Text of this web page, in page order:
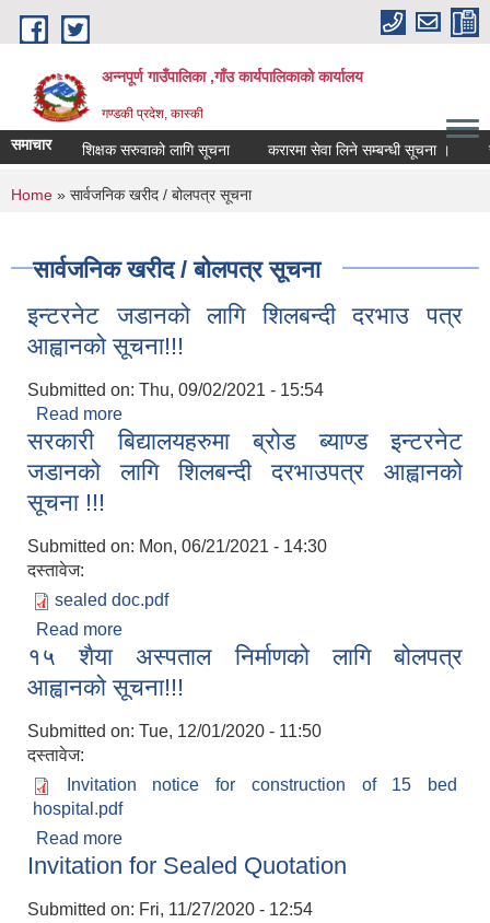
Skip to main content
अन्नपूर्ण गाउँपालिका ,गाँउ कार्यपालिकाको कार्यालय
गण्डकी प्रदेश, कास्की
समाचार शिक्षक सरुवाको लागि सूचना करारमा सेवा लिने सम्बन्धी सूचना ।
You are here
Home » सार्वजनिक खरीद / बोलपत्र सूचना
सार्वजनिक खरीद / बोलपत्र सूचना
इन्टरनेट जडानको लागि शिलबन्दी दरभाउ पत्र
आह्वानको सूचना!!!
Submitted on: Thu, 09/02/2021 - 15:54
Read more
आह्वानको सूचना!!!
सरकारी बिद्यालयहरुमा ब्रोड ब्याण्ड इन्टरनेट
जडानको लागि शिलबन्दी दरभाउपत्र आह्वानको
सूचना !!!
Submitted on: Mon, 06/21/2021 - 14:30
दस्तावेज:
sealed doc.pdf
Read more
जडानको लागि शिलबन्दी दरभाउपत्र आह्वानको सूचना !!!
१५ शैया अस्पताल निर्माणको लागि बोलपत्र
आह्वानको सूचना!!!
Submitted on: Tue, 12/01/2020 - 11:50
दस्तावेज:
Invitation notice for construction of 15 bed
hospital.pdf
Read more
आह्वानको सूचना!!!
Invitation for Sealed Quotation
Submitted on: Fri, 11/27/2020 - 12:54